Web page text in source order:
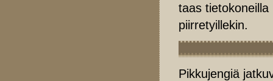
taas
piirretyillekin.
Pikkujengiä